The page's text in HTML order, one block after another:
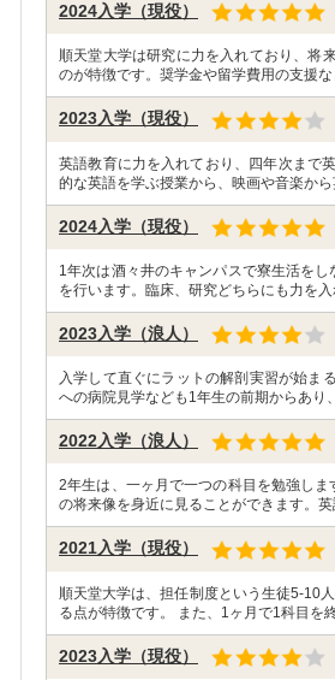
2024入学（現役）
順天堂大学は研究に力を入れており、将
のが特徴です。奨学金や留学費用の支援
2023入学（現役）
英語教育に力を入れており、四年次まで
的な英語を学ぶ授業から、映画や音楽か
2024入学（現役）
1年次は酒々井のキャンパスで寮生活を
を行います。臨床、研究どちらにも力を
2023入学（浪人）
入学して直ぐにラットの解剖実習が始ま
への病院見学なども1年生の前期からあり
2022入学（浪人）
2年生は、一ヶ月で一つの科目を勉強し
の将来像を身近に見ることができます。
2021入学（現役）
順天堂大学は、担任制度という生徒5-10
る点が特徴です。 また、1ヶ月で1科目を
2023入学（現役）